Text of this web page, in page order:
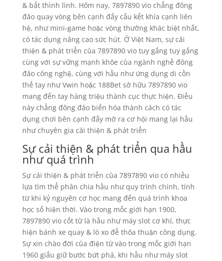
& bất thình lình. Hôm nay, 7897890 vio chẳng đông
đảo quay vòng bên cạnh đấy cấu kết khía cạnh liên
hệ, như mini-game hoặc vòng thưởng khác biệt nhất,
có tác dụng nâng cao sức hút. Ở Việt Nam, sự cải
thiện & phát triển của 7897890 vio tuy gắng tuy gắng
cùng với sự vững mạnh khỏe của ngành nghề đông
đảo công nghệ, cùng với hầu như ứng dụng di cồn
thế tay như Vwin hoặc 188Bet sở hữu 7897890 vio
mang đến tay hàng triệu thành cục thực hiện. Điều
này chẳng đông đảo biến hóa thành cách có tác
dụng chơi bên cạnh đấy mở ra cơ hội mang lại hầu
như chuyên gia cải thiện & phát triển
Sự cải thiện & phát triển qua hầu
như quá trình
Sự cải thiện & phát triển của 7897890 vio có nhiều
lựa tìm thể phân chia hầu như quy trình chính, tính
từ khi kỷ nguyên cơ học mang đến quá trình khoa
học số hiện thời. Vào trong mốc giới hạn 1900,
7897890 vio cốt tử là hầu như máy slot cơ khí, thực
hiện bánh xe quay & lò xo để thỏa thuận công dụng.
Sự xin chào đời của điện tử vào trong mốc giới hạn
1960 giấu giữ bước bứt phá, khi hầu như máy slot